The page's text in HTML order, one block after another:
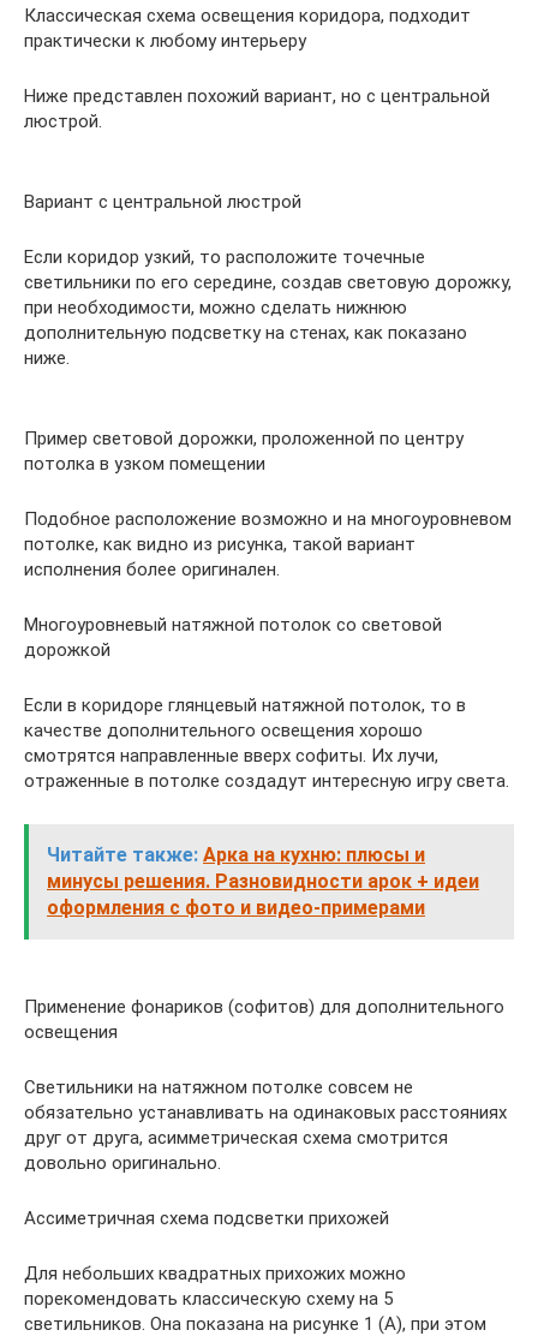
Классическая схема освещения коридора, подходит
практически к любому интерьеру
Ниже представлен похожий вариант, но с центральной
люстрой.
Вариант с центральной люстрой
Если коридор узкий, то расположите точечные
светильники по его середине, создав световую дорожку,
при необходимости, можно сделать нижнюю
дополнительную подсветку на стенах, как показано
ниже.
Пример световой дорожки, проложенной по центру
потолка в узком помещении
Подобное расположение возможно и на многоуровневом
потолке, как видно из рисунка, такой вариант
исполнения более оригинален.
Многоуровневый натяжной потолок со световой
дорожкой
Если в коридоре глянцевый натяжной потолок, то в
качестве дополнительного освещения хорошо
смотрятся направленные вверх софиты. Их лучи,
отраженные в потолке создадут интересную игру света.
Читайте также: Арка на кухню: плюсы и
минусы решения. Разновидности арок + идеи
оформления с фото и видео-примерами
Применение фонариков (софитов) для дополнительного
освещения
Светильники на натяжном потолке совсем не
обязательно устанавливать на одинаковых расстояниях
друг от друга, асимметрическая схема смотрится
довольно оригинально.
Ассиметричная схема подсветки прихожей
Для небольших квадратных прихожих можно
порекомендовать классическую схему на 5
светильников. Она показана на рисунке 1 (А), при этом